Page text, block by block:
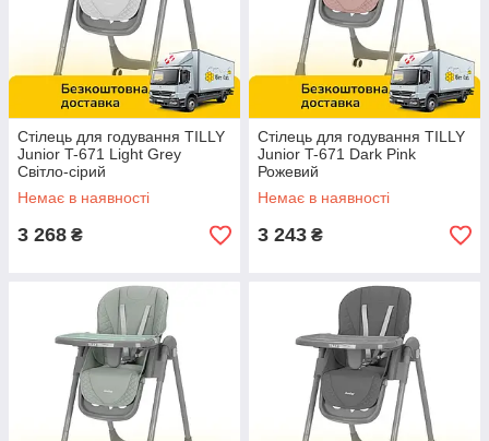
Стілець для годування TILLY
Junior T-671 Light Grey
Світло-сірий
Немає в наявності
3 268 ₴
Стілець для годування TILLY
Junior T-671 Dark Pink
Рожевий
Немає в наявності
3 243 ₴